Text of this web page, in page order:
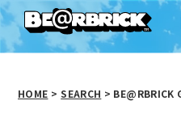
HOME > SEARCH > BE@RBRICK